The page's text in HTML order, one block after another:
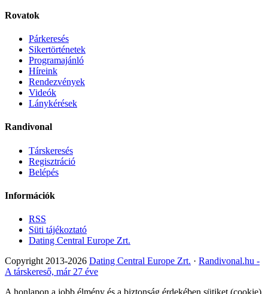
Rovatok
Párkeresés
Sikertörténetek
Programajánló
Híreink
Rendezvények
Videók
Lánykérések
Randivonal
Társkeresés
Regisztráció
Belépés
Információk
RSS
Süti tájékoztató
Dating Central Europe Zrt.
Copyright 2013-2026 Dating Central Europe Zrt. · Randivonal.hu -
A társkereső, már 27 éve